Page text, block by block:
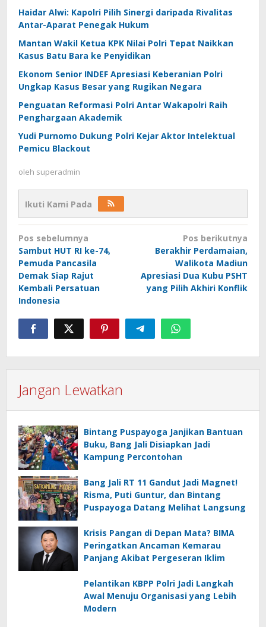
Haidar Alwi: Kapolri Pilih Sinergi daripada Rivalitas
Antar-Aparat Penegak Hukum
Mantan Wakil Ketua KPK Nilai Polri Tepat Naikkan
Kasus Batu Bara ke Penyidikan
Ekonom Senior INDEF Apresiasi Keberanian Polri
Ungkap Kasus Besar yang Rugikan Negara
Penguatan Reformasi Polri Antar Wakapolri Raih
Penghargaan Akademik
Yudi Purnomo Dukung Polri Kejar Aktor Intelektual
Pemicu Blackout
oleh superadmin
Ikuti Kami Pada
Navigasi
pos
Pos sebelumnya
Sambut HUT RI ke-74,
Pemuda Pancasila
Demak Siap Rajut
Kembali Persatuan
Indonesia
Pos berikutnya
Berakhir Perdamaian,
Walikota Madiun
Apresiasi Dua Kubu PSHT
yang Pilih Akhiri Konflik
Jangan Lewatkan
Bintang Puspayoga Janjikan Bantuan
Buku, Bang Jali Disiapkan Jadi
Kampung Percontohan
Bang Jali RT 11 Gandut Jadi Magnet!
Risma, Puti Guntur, dan Bintang
Puspayoga Datang Melihat Langsung
Krisis Pangan di Depan Mata? BIMA
Peringatkan Ancaman Kemarau
Panjang Akibat Pergeseran Iklim
Pelantikan KBPP Polri Jadi Langkah
Awal Menuju Organisasi yang Lebih
Modern